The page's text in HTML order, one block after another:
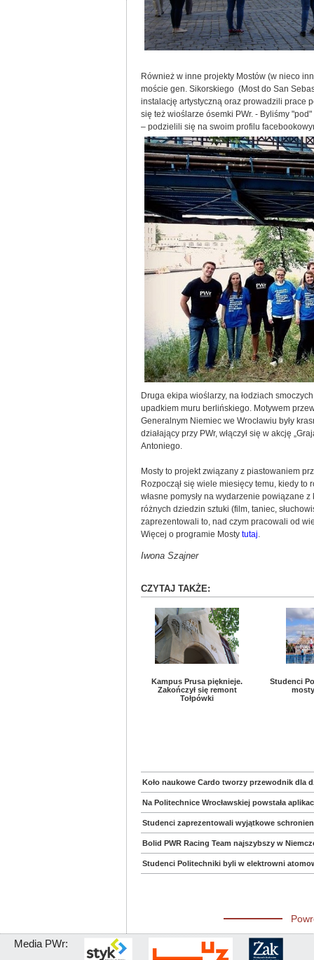
Również w inne projekty Mostów (w nieco
moście gen. Sikorskiego (Most do San
instalację artystyczną oraz prowadzili prace
się też wioślarze ósemki PWr. - Byliśmy
– podzielili się na swoim profilu
Druga ekipa wioślarzy, na łodziach
upadkiem muru berlińskiego. Motywem
Generalnym Niemiec we Wrocławiu były
działający przy PWr, włączył się w akcję
Antoniego.
Mosty to projekt związany z piastowaniem
Rozpoczął się wiele miesięcy temu, kiedy to
własne pomysły na wydarzenie powiązane
różnych dziedzin sztuki (film, taniec,
zaprezentowali to, nad czym pracowali od
Więcej o programie Mosty tutaj
Iwona Szajner
CZYTAJ TAKŻE:
Kampus Prusa pięknieje.
Zakończył się remont
Tołpówki
Studenci
Koło naukowe Cardo tworzy przewodnik dla
Na Politechnice Wrocławskiej powstała
​Studenci zaprezentowali wyjątkowe
Bolid PWR Racing Team najszybszy w
Studenci Politechniki byli w elektrowni
Media PWr: